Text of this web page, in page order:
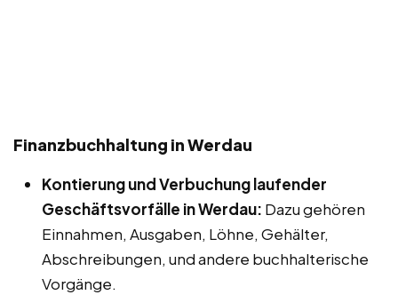
Finanzbuchhaltung in Werdau
Kontierung und Verbuchung laufender
Geschäftsvorfälle in Werdau: Dazu gehören
Einnahmen, Ausgaben, Löhne, Gehälter,
Abschreibungen, und andere buchhalterische
Vorgänge.